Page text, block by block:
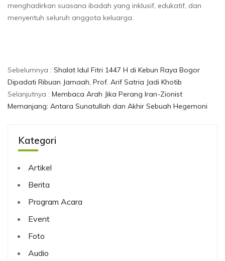
menghadirkan suasana ibadah yang inklusif, edukatif, dan
menyentuh seluruh anggota keluarga.
Sebelumnya : Shalat Idul Fitri 1447 H di Kebun Raya Bogor
Dipadati Ribuan Jamaah, Prof. Arif Satria Jadi Khotib
Selanjutnya : Membaca Arah Jika Perang Iran-Zionist
Memanjang: Antara Sunatullah dan Akhir Sebuah Hegemoni
Kategori
Artikel
Berita
Program Acara
Event
Foto
Audio